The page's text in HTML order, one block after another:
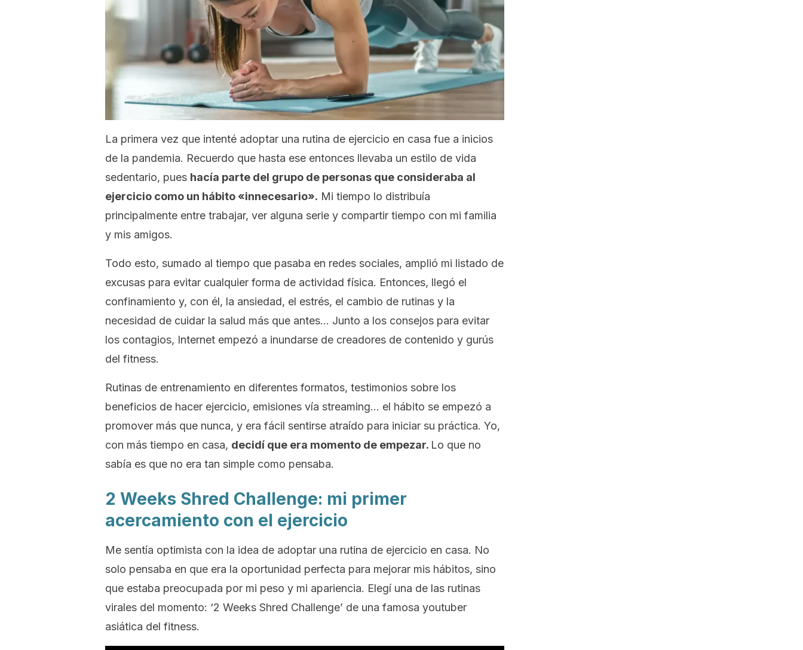
La primera vez que intenté adoptar una rutina de ejercicio en casa fue a inicios
de la pandemia. Recuerdo que hasta ese entonces llevaba un estilo de vida
sedentario, pues hacía parte del grupo de personas que consideraba al
ejercicio como un hábito «innecesario». Mi tiempo lo distribuía
principalmente entre trabajar, ver alguna serie y compartir tiempo con mi familia
y mis amigos.
Todo esto, sumado al tiempo que pasaba en redes sociales, amplió mi listado de
excusas para evitar cualquier forma de actividad física. Entonces, llegó el
confinamiento y, con él, la ansiedad, el estrés, el cambio de rutinas y la
necesidad de cuidar la salud más que antes… Junto a los consejos para evitar
los contagios, Internet empezó a inundarse de creadores de contenido y gurús
del fitness.
Rutinas de entrenamiento en diferentes formatos, testimonios sobre los
beneficios de hacer ejercicio, emisiones vía streaming… el hábito se empezó a
promover más que nunca, y era fácil sentirse atraído para iniciar su práctica. Yo,
con más tiempo en casa, decidí que era momento de empezar. Lo que no
sabía es que no era tan simple como pensaba.
2 Weeks Shred Challenge: mi primer
acercamiento con el ejercicio
Me sentía optimista con la idea de adoptar una rutina de ejercicio en casa. No
solo pensaba en que era la oportunidad perfecta para mejorar mis hábitos, sino
que estaba preocupada por mi peso y mi apariencia. Elegí una de las rutinas
virales del momento: ‘2 Weeks Shred Challenge’ de una famosa youtuber
asiática del fitness.